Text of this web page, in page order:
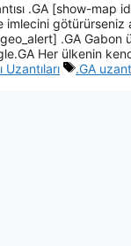
.GA [show-map
götürürseniz
.GA Gabon
Her ülkenin
.GA